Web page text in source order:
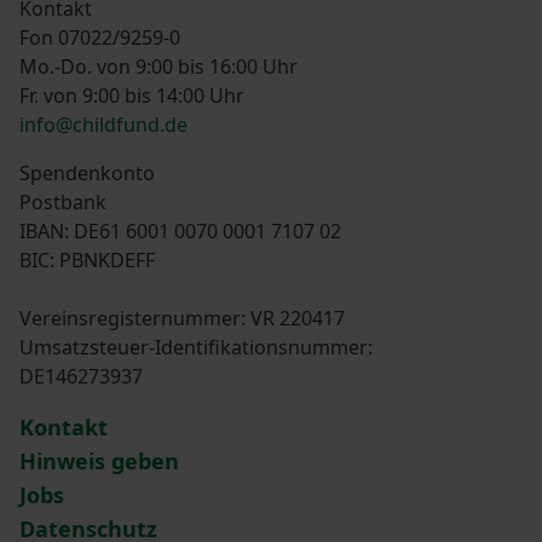
Kontakt
Fon 07022/9259-0
Mo.-Do. von 9:00 bis 16:00 Uhr
Fr. von 9:00 bis 14:00 Uhr
info@childfund.de
Spendenkonto
Postbank
IBAN: DE61 6001 0070 0001 7107 02
BIC: PBNKDEFF
Vereinsregisternummer: VR 220417
Umsatzsteuer-Identifikationsnummer:
DE146273937
Kontakt
Hinweis geben
Jobs
Datenschutz